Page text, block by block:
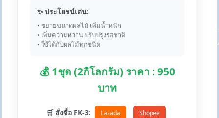
✨ ประโยชน์เด่น:
• ขยายขนาดผลไม้ เพิ่มน้ำหนัก
• เพิ่มความหวาน ปรับปรุงรสชาติ
• ใช้ได้กับผลไม้ทุกชนิด
💰 1ชุด (2กิโลกรัม) ราคา : 950
บาท
🛒 สั่งซื้อ FK-3: Lazada Shopee